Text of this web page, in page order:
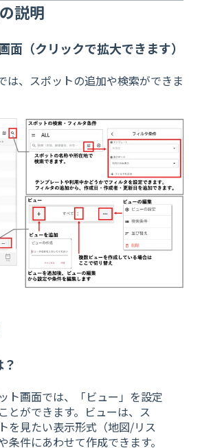
説明
（クリックで拡大できます）
は、スポットの追加や検索ができま
ト画面では、「ビュー」を設定
とができます。ビューは、ス
を見たい表示形式（地図/リス
条件にあわせて作成できます。